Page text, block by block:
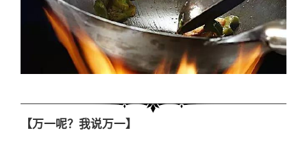
【万一呢？我说万一】